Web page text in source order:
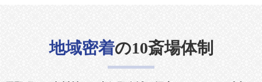
地域密着の10斎場体制